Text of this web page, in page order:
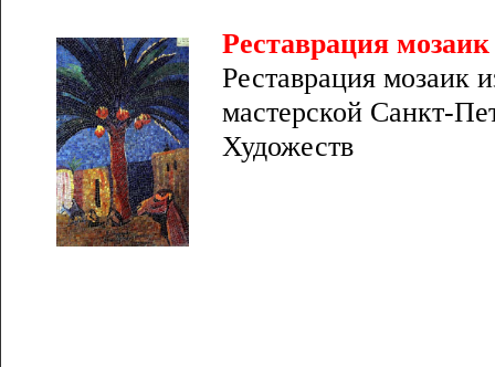
Реставрация
Реставрация мозаик
мастерской Санкт-
Художеств